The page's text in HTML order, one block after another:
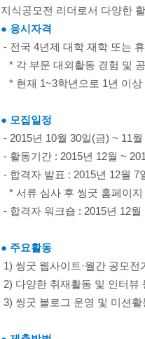
지식공모전 리더로서 다양한
● 응시자격
- 전국 4년제 대학 재학 또는
* 각 부문 대외활동 경험 및
* 현재 1~3학년으로 1년 이상
● 모집일정
- 2015년 10월 30일(금) ~ 11
- 활동기간 : 2015년 12월 ~
- 합격자 발표 : 2015년 12월 7
* 서류 심사 후 씽굿 홈페이지
- 합격자 워크숍 : 2015년 12월
● 주요활동
1) 씽굿 웹사이트·월간 공모
2) 다양한 취재활동 및 인터뷰
3) 씽굿 블로그 운영 및 미션활